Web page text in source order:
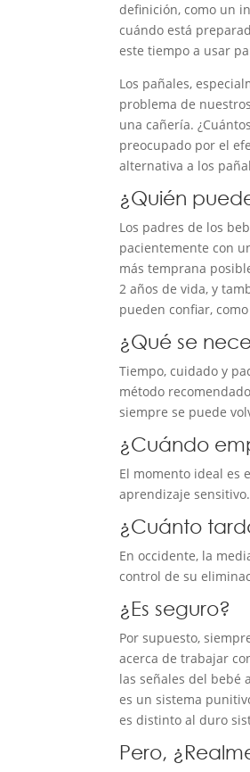
definición, como un
cuándo está
este tiempo a usar
Los pañales,
problema de
una cañería.
preocupado por el
alternativa a los
¿Quién
Los padres de los
pacientemente con
más temprana
2 años de vida, y
pueden confiar,
¿Qué se
Tiempo, cuidado y
método
siempre se puede
¿Cuándo
El momento ideal es
aprendizaje sensitivo.
¿Cuánto
En occidente, la
control de su
¿Es seguro?
Por supuesto,
acerca de trabajar
las señales del bebé
es un sistema
es distinto al duro
Pero,